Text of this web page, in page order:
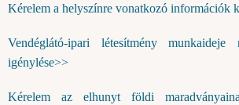
Kérelem a helyszínre vonatkozó információk
Vendéglátó-ipari létesítmény munkaideje
igénylése>>
Kérelem az elhunyt földi